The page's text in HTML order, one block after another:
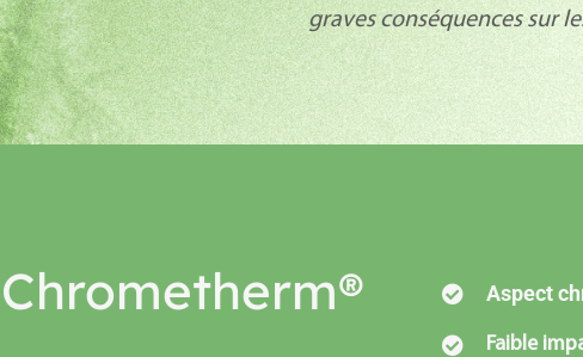
graves conséquences sur
Chrometherm® Aspect
Faible